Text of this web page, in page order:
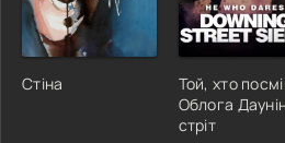
Стіна
Той, хто
Облога
стріт